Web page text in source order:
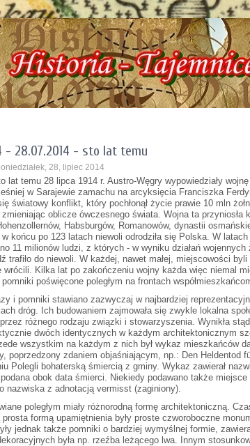
ul. Dworcowa 3 !!! e-mail: izbazarow@wp.pl, tel. 537-481-
- 28.07.2014 - sto lat temu
28, lipiec 2014
lat temu 28 lipca 1914 r. Austro-Węgry wypowiedziały
w Sarajewie zamachu na arcyksięcia Franciszka
światowy konflikt, który pochłonął życie prawie 10 mln
oblicze ówczesnego świata. Wojna ta przyniosła
Habsburgów, Romanowów, dynastii
końcu po 123 latach niewoli odrodziła się Polska. W
11 milionów ludzi, z których - w wyniku działań
trafiło do niewoli. W każdej, nawet małej, miejscowości
wrócili. Kilka lat po zakończeniu wojny każda więc niemal
poświęcone poległym na frontach
i pomniki stawiano zazwyczaj w najbardziej
dróg. Ich budowaniem zajmowała się zwykle lokalna
różnego rodzaju związki i stowarzyszenia. Wynikła
dwóch identycznych w każdym architektonicznym
wszystkim na każdym z nich był wykaz mieszkańców
poprzedzony zdaniem objaśniającym, np.: Den Heldentod
Polegli bohaterską śmiercią z gminy. Wykaz zawierał
podana obok data śmierci. Niekiedy podawano także
nazwiska z adnotacją vermisst (zaginiony).
poległym miały różnorodną formę architektoniczną.
formą upamiętnienia były proste czworoboczne
jednak także pomniki o bardziej wymyślnej formie,
była np. rzeźba leżącego lwa. Innym